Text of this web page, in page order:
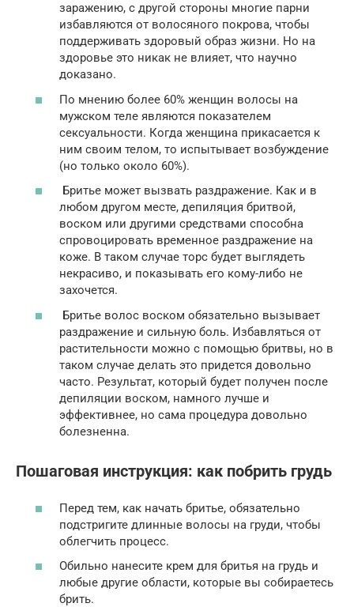
заражению, с другой стороны многие парни
избавляются от волосяного покрова, чтобы
поддерживать здоровый образ жизни. Но на
здоровье это никак не влияет, что научно
доказано.
По мнению более 60% женщин волосы на
мужском теле являются показателем
сексуальности. Когда женщина прикасается к
ним своим телом, то испытывает возбуждение
(но только около 60%).
Бритье может вызвать раздражение. Как и в
любом другом месте, депиляция бритвой,
воском или другими средствами способна
спровоцировать временное раздражение на
коже. В таком случае торс будет выглядеть
некрасиво, и показывать его кому-либо не
захочется.
Бритье волос воском обязательно вызывает
раздражение и сильную боль. Избавляться от
растительности можно с помощью бритвы, но в
таком случае делать это придется довольно
часто. Результат, который будет получен после
депиляции воском, намного лучше и
эффективнее, но сама процедура довольно
болезненна.
Пошаговая инструкция: как побрить грудь
Перед тем, как начать бритье, обязательно
подстригите длинные волосы на груди, чтобы
облегчить процесс.
Обильно нанесите крем для бритья на грудь и
любые другие области, которые вы собираетесь
брить.